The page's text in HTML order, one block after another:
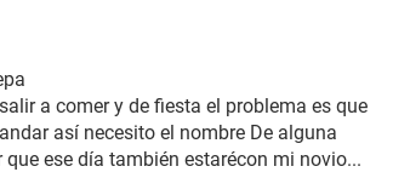
a comer y de fiesta el problema es que
así necesito el nombre De alguna
ese día también estarécon mi novio...